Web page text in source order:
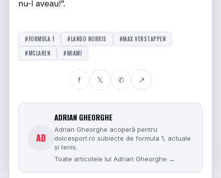
nu-l aveau!”.
#FORMULA 1 #LANDO NORRIS
#MAX VERSTAPPEN
#MCLAREN
#MIAMI
f 𝕏 ✆ ↗
AD
ADRIAN GHEORGHE
Adrian Gheorghe acoperă pentru
dolcesport.ro subiecte de formula 1, actuale
și tenis.
Toate articolele lui Adrian Gheorghe →